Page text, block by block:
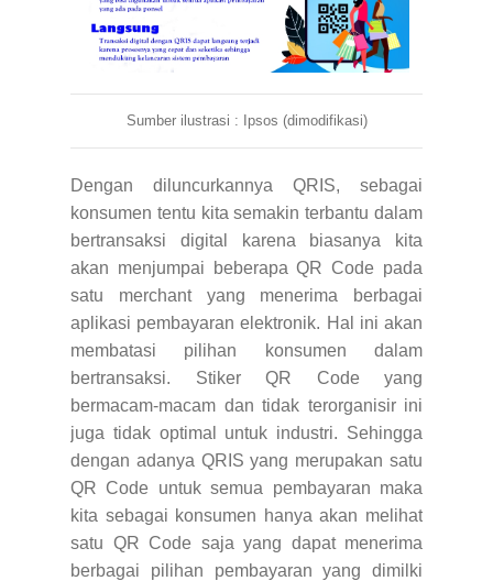
Sumber ilustrasi : Ipsos (dimodifikasi)
Dengan diluncurkannya QRIS, sebagai
konsumen tentu kita semakin terbantu dalam
bertransaksi digital karena biasanya kita
akan menjumpai beberapa QR Code pada
satu merchant yang menerima berbagai
aplikasi pembayaran elektronik. Hal ini akan
membatasi pilihan konsumen dalam
bertransaksi. Stiker QR Code yang
bermacam-macam dan tidak terorganisir ini
juga tidak optimal untuk industri. Sehingga
dengan adanya QRIS yang merupakan satu
QR Code untuk semua pembayaran maka
kita sebagai konsumen hanya akan melihat
satu QR Code saja yang dapat menerima
berbagai pilihan pembayaran yang dimilki